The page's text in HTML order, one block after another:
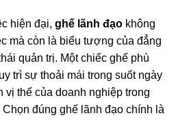
hiện đại, ghế lãnh đạo không
mà còn là biểu tượng của đẳng
quản trị. Một chiếc ghế phù
trì sự thoải mái trong suốt ngày
vị thế của doanh nghiệp trong
đúng ghế lãnh đạo chính là